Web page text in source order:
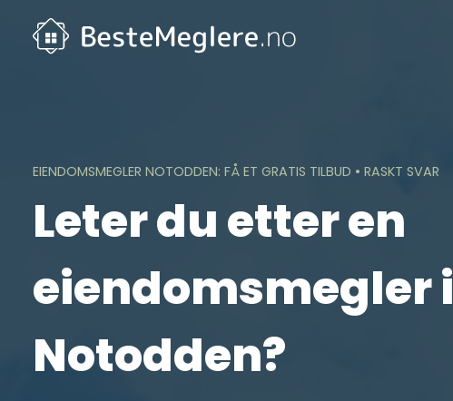
content
EIENDOMSMEGLER NOTODDEN: FÅ ET GRATIS TILBUD • RASKT SVAR
Leter du etter en
eiendomsmegler i
Notodden?